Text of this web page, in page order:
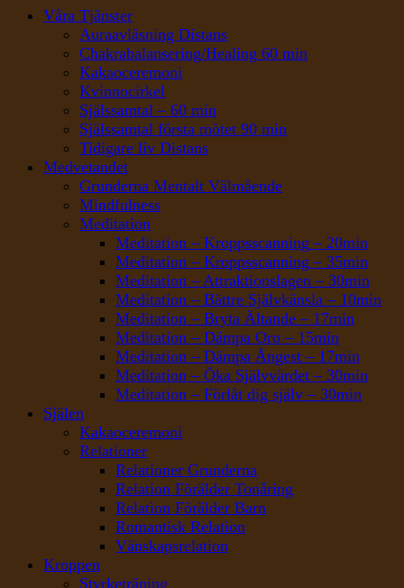
Våra Tjänster
Auraavläsning Distans
Chakrabalansering/Healing 60 min
Kakaoceremoni
Kvinnocirkel
Själssamtal – 60 min
Själssamtal första mötet 90 min
Tidigare liv Distans
Medvetandet
Grunderna Mentalt Välmående
Mindfulness
Meditation
Meditation – Kroppsscanning – 20min
Meditation – Kroppsscanning – 35min
Meditation – Attraktionslagen – 30min
Meditation – Bättre Självkänsla – 10min
Meditation – Bryta Ältande – 17min
Meditation – Dämpa Oro – 15min
Meditation – Dämpa Ångest – 17min
Meditation – Öka Självvärdet – 30min
Meditation – Förlåt dig själv – 30min
Själen
Kakaoceremoni
Relationer
Relationer Grunderna
Relation Förälder Tonåring
Relation Förälder Barn
Romantisk Relation
Vänskapsrelation
Kroppen
Styrketräning